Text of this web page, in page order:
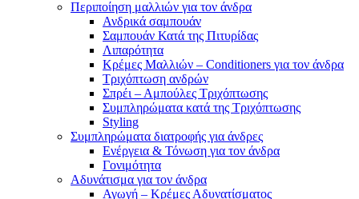
Περιποίηση μαλλιών για τον άνδρα
Ανδρικά σαμπουάν
Σαμπουάν Κατά της Πιτυρίδας
Λιπαρότητα
Κρέμες Μαλλιών – Conditioners για τον άνδρα
Τριχόπτωση ανδρών
Σπρέι – Αμπούλες Τριχόπτωσης
Συμπληρώματα κατά της Τριχόπτωσης
Styling
Συμπληρώματα διατροφής για άνδρες
Ενέργεια & Τόνωση για τον άνδρα
Γονιμότητα
Αδυνάτισμα για τον άνδρα
Αγωγή – Κρέμες Αδυνατίσματος